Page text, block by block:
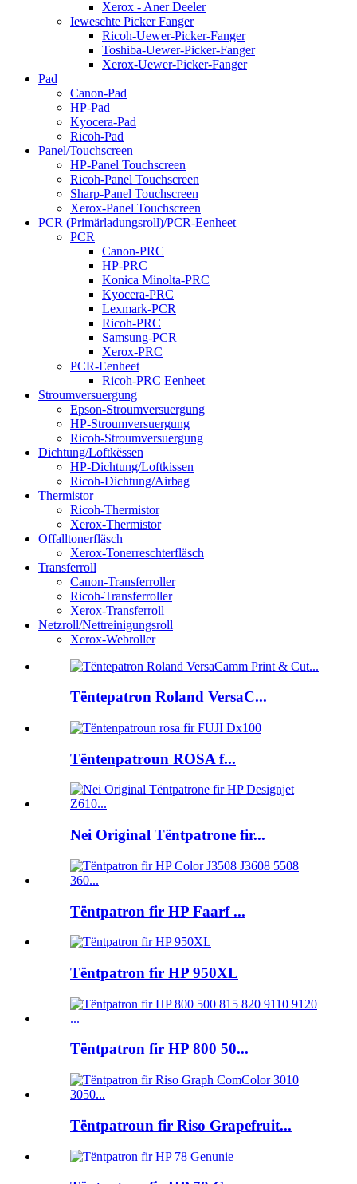
Xerox - Aner Deeler
Ieweschte Picker Fanger
Ricoh-Uewer-Picker-Fanger
Toshiba-Uewer-Picker-Fanger
Xerox-Uewer-Picker-Fanger
Pad
Canon-Pad
HP-Pad
Kyocera-Pad
Ricoh-Pad
Panel/Touchscreen
HP-Panel Touchscreen
Ricoh-Panel Touchscreen
Sharp-Panel Touchscreen
Xerox-Panel Touchscreen
PCR (Primärladungsroll)/PCR-Eenheet
PCR
Canon-PRC
HP-PRC
Konica Minolta-PRC
Kyocera-PRC
Lexmark-PCR
Ricoh-PRC
Samsung-PCR
Xerox-PRC
PCR-Eenheet
Ricoh-PRC Eenheet
Stroumversuergung
Epson-Stroumversuergung
HP-Stroumversuergung
Ricoh-Stroumversuergung
Dichtung/Loftkëssen
HP-Dichtung/Loftkissen
Ricoh-Dichtung/Airbag
Thermistor
Ricoh-Thermistor
Xerox-Thermistor
Offalltonerfläsch
Xerox-Tonerreschterfläsch
Transferroll
Canon-Transferroller
Ricoh-Transferroller
Xerox-Transferroll
Netzroll/Nettreinigungsroll
Xerox-Webroller
Tëntepatron Roland VersaC...
Tëntenpatroun ROSA f...
Nei Original Tëntpatrone fir...
Tëntpatron fir HP Faarf ...
Tëntpatron fir HP 950XL
Tëntpatron fir HP 800 50...
Tëntpatroun fir Riso Grapefruit...